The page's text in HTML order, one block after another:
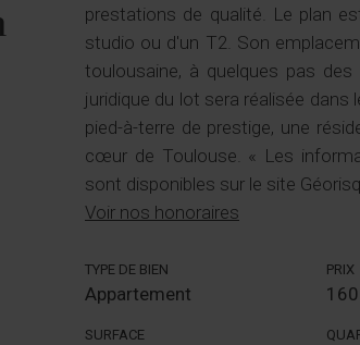
prestations de qualité. Le plan
studio ou d'un T2. Son
toulousaine, à quelques pas
juridique du lot sera réalisée dans
pied-à-terre de prestige, une
cœur de Toulouse. « Les
sont disponibles sur le site
Voir nos honoraires
TYPE DE BIEN
Appartement
PRIX
SURFACE